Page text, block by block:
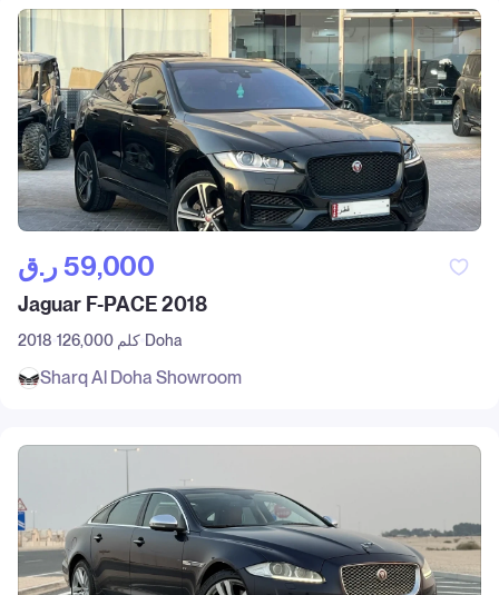
ر.ق‎ 59,000
Jaguar F-PACE 2018
2018 126,000 كلم Doha
Sharq Al Doha Showroom